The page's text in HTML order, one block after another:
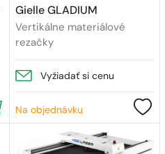
Gielle GLADIUM
Vertikálne materiálové
rezačky
Vyžiadať si cenu
Na objednávku